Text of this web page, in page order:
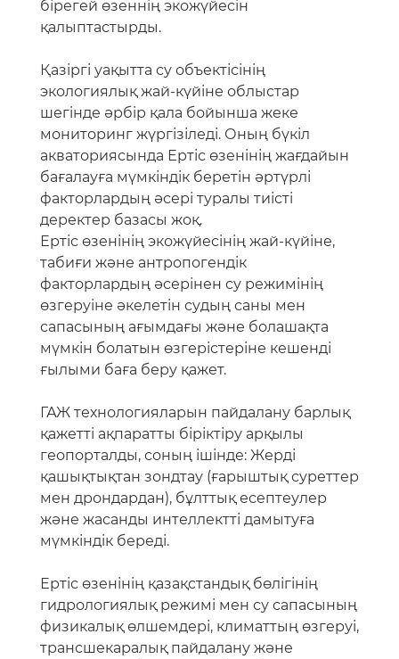
факторлардың әсері туралы тиісті
деректер базасы жоқ.
табиғи және антропогендік
факторлардың әсерінен су режимінің
өзгеруіне әкелетін судың саны мен
сапасының ағымдағы және болашақта
мүмкін болатын өзгерістеріне кешенді
ғылыми баға беру қажет.
ГАЖ технологияларын пайдалану барлық
қажетті ақпаратты біріктіру арқылы
геопорталды, соның ішінде: Жерді
қашықтықтан зондтау (ғарыштық суреттер
мен дрондардан), бұлттық есептеулер
және жасанды интеллектті дамытуға
мүмкіндік береді.
гидрологиялық режимі мен су сапасының
физикалық өлшемдері, климаттың өзгеруі,
трансшекаралық пайдалану және
антропогендік әсер етудің жаһандық
процестері туралы деректер мен нақты
деректер бойынша әртүрлі көздерден
және нақты деректерден бірыңғай
Ертіс өзенінің қазіргі жағдайын кешенді
түрде зерттеу оның акваториясына
байланысты экожүйелердің өмір сүру